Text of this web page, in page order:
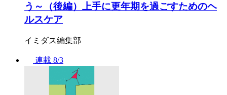
う～（後編）上手に更年期を過ごすためのヘ
ルスケア
イミダス編集部
連載 8/3